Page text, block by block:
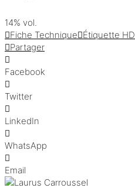
14% vol.
Fiche Technique Étiquette HD
Partager
Facebook
Twitter
LinkedIn
WhatsApp
Email